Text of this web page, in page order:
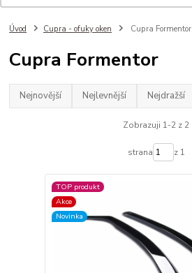
Úvod Cupra - ofuky oken Cupra Formentor
Cupra Formentor
Nejnovější Nejlevnější Nejdražší
Zobrazuji 1-2 z 2
strana z 1
TOP produkt
Akce
Novinka